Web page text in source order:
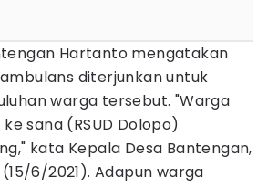
Hartanto mengatakan
diterjunkan untuk
warga tersebut. "Warga
sana (RSUD Dolopo)
kata Kepala Desa Bantengan,
6/2021). Adapun warga